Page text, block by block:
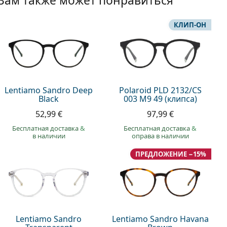
Lentiamo Sandro Deep
Black
52,99 €
Бесплатная доставка&
в наличии
Polaroid PLD 2132/CS
003 M9 49 (клипса)
КЛИП-ОН
97,99 €
Бесплатная доставка&
оправа в наличии
Lentiamo Sandro Lentiamo Sandro Havana
ПРЕДЛОЖЕНИЕ −15%